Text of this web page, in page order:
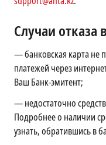
Случаи
—банковская карта не
платежей через
Ваш Банк-эмитент;
—недостаточно
Подробнее о наличии
узнать, обратившись в